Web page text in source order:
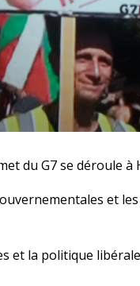
du G7 se déroule à
et
et la politique